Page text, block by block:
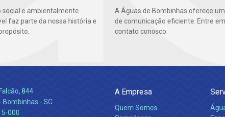
social e ambientalmente
faz parte da nossa história e
A Águas de Bombinhas oferece um
de comunicação eficiente. Entre em
contato conosco.
844
Bombinhas - SC
000
A Empresa
Quem Somos